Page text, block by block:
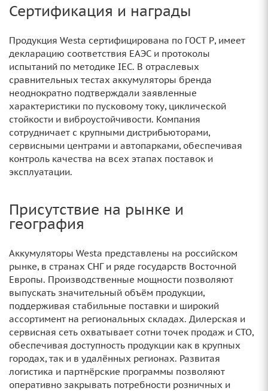
Сертификация и награды
Продукция Westa сертифицирована по ГОСТ Р, имеет
декларацию соответствия ЕАЭС и протоколы
испытаний по методике IEC. В отраслевых
сравнительных тестах аккумуляторы бренда
неоднократно подтверждали заявленные
характеристики по пусковому току, циклической
стойкости и виброустойчивости. Компания
сотрудничает с крупными дистрибьюторами,
сервисными центрами и автопарками, обеспечивая
контроль качества на всех этапах поставок и
эксплуатации.
Присутствие на рынке и
география
Аккумуляторы Westa представлены на российском
рынке, в странах СНГ и ряде государств Восточной
Европы. Производственные мощности позволяют
выпускать значительный объём продукции,
поддерживая стабильные поставки и широкий
ассортимент на региональных складах. Дилерская и
сервисная сеть охватывает сотни точек продаж и СТО,
обеспечивая доступность продукции как в крупных
городах, так и в удалённых регионах. Развитая
логистика и партнёрские программы позволяют
оперативно закрывать потребности розничных и